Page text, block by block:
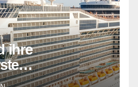
ihre
gehen neue